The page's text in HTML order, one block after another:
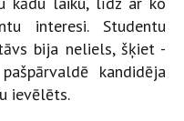
interesi. Studentu
bija neliels, šķiet -
kandidēja
ievēlēts.